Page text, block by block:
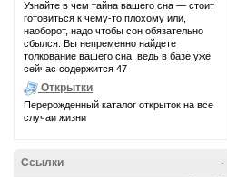
Узнайте в чем тайна вашего сна — стоит
готовиться к чему-то плохому или,
наоборот, надо чтобы сон обязательно
сбылся. Вы непременно найдете
толкование вашего сна, ведь в базе уже
сейчас содержится 47
Открытки
Перерожденный каталог открыток на все
случаи жизни
-
Ссылки